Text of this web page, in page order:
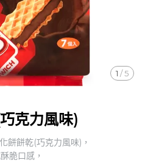
1 /5
克力風味)
餅餅乾(巧克力風味)，
脆口感，